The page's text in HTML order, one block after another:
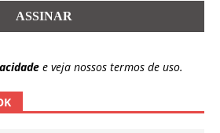
e veja nossos termos de uso.